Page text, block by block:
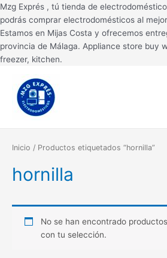
Mzg Exprés , tú tienda de
podrás comprar electrodomésticos al
Estamos en Mijas Costa y ofrecemos
provincia de Málaga. Appliance store buy
freezer, kitchen.
Ir
al
contenido
Inicio / Productos etiquetados “hornilla”
hornilla
No se han encontrado
con tu selección.